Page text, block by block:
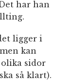
har han
ligger i
kan
olika sidor
så klart).